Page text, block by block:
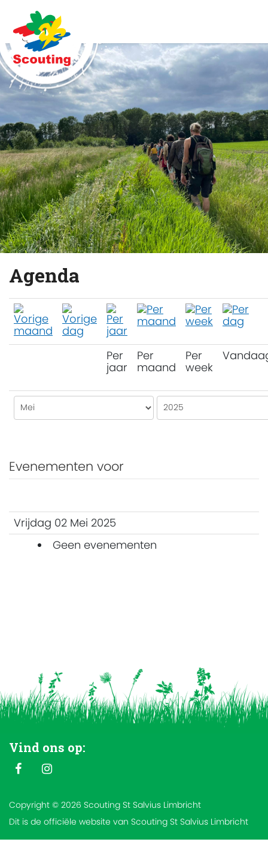
Agenda
Per
jaar
Per
maand
Per
week
Evenementen voor
Vrijdag 02 Mei 2025
Geen evenementen
Vind ons op:
Copyright © 2026 Scouting St Salvius Limbricht
Dit is de officiële website van Scouting St Salvius Limbricht